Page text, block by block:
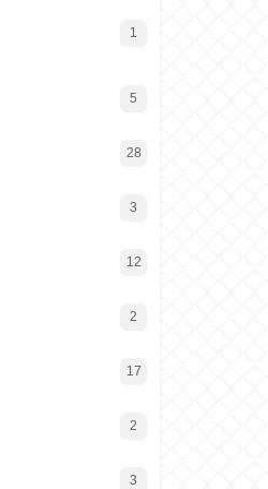
1
5
28
3
12
2
17
2
3